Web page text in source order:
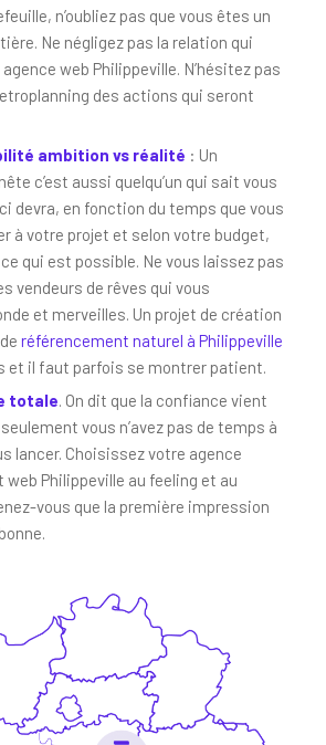
n’oubliez pas que vous êtes un
Ne négligez pas la relation qui
web Philippeville. N’hésitez pas
des actions qui seront
ambition vs réalité : Un
c’est aussi quelqu’un qui sait vous
devra, en fonction du temps que vous
à votre projet et selon votre budget,
qui est possible. Ne vous laissez pas
vendeurs de rêves qui vous
et merveilles. Un projet de création
référencement naturel à Philippeville
et il faut parfois se montrer patient.
totale . On dit que la confiance vient
vous n’avez pas de temps à
lancer. Choisissez votre agence
web Philippeville au feeling et au
vous que la première impression